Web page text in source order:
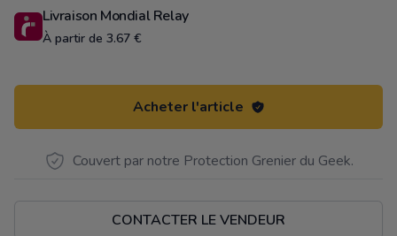
Livraison Mondial Relay
À partir de 3.67 €
Acheter l'article
Couvert par notre Protection Grenier du Geek.
CONTACTER LE VENDEUR